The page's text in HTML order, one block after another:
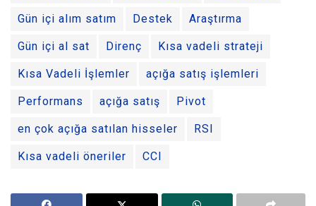
Gün içi alım satım Destek Araştırma
Gün içi al sat Direnç Kısa vadeli strateji
Kısa Vadeli İşlemler açığa satış işlemleri
Performans açığa satış Pivot
en çok açığa satılan hisseler RSI
Kısa vadeli öneriler CCI